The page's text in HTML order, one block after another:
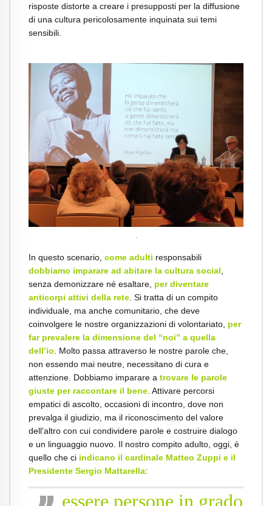
risposte distorte a creare i presupposti per la diffusione
di una cultura pericolosamente inquinata sui temi
sensibili.
In questo scenario, come adulti responsabili
dobbiamo imparare ad abitare la cultura social
senza demonizzare né esaltare, per diventare
anticorpi attivi della rete . Si tratta di un compito
individuale, ma anche comunitario, che deve
coinvolgere le nostre organizzazioni di volontariato, per
far prevalere la dimensione del “noi” a quella
dell’io . Molto passa attraverso le nostre parole che,
non essendo mai neutre, necessitano di cura e
attenzione. Dobbiamo imparare a trovare le parole
giuste per raccontare il bene . Attivare percorsi
empatici di ascolto, occasioni di incontro, dove non
prevalga il giudizio, ma il riconoscimento del valore
dell’altro con cui condividere parole e costruire dialogo
e un linguaggio nuovo. Il nostro compito adulto, oggi, è
quello che ci indicano il cardinale Matteo Zuppi e il
Presidente Sergio Mattarella:
essere persone in grado